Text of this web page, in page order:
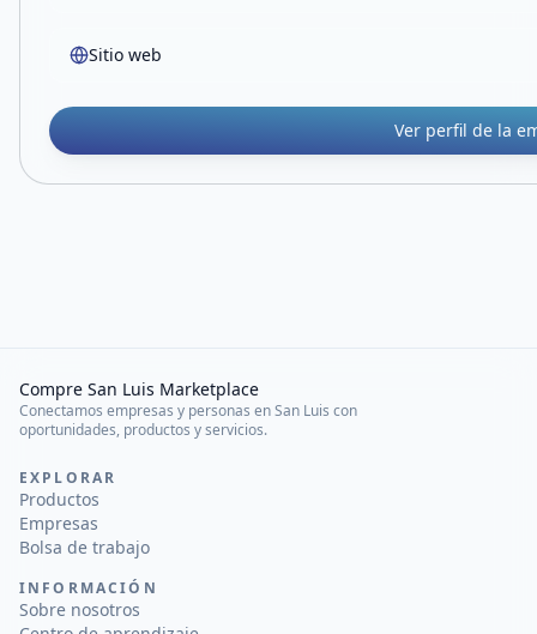
Sitio web
Ver perfil de la
Compre San Luis Marketplace
Conectamos empresas y personas en San Luis con
oportunidades, productos y servicios.
EXPLORAR
Productos
Empresas
Bolsa de trabajo
INFORMACIÓN
Sobre nosotros